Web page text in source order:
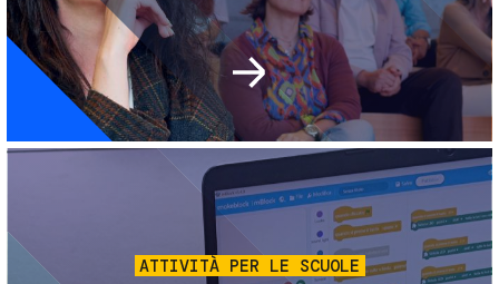
Immagine
ATTIVITÀ PER LE SCUOLE